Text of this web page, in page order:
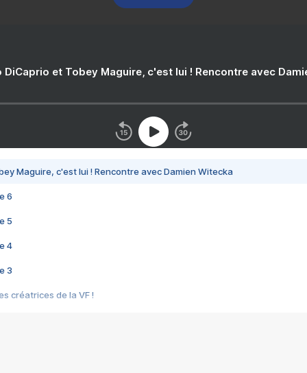
DiCaprio et Tobey Maguire, c'est lui ! Rencontre avec
Maguire, c'est lui ! Rencontre avec Damien Witecka
6
5
4
3
créatrices de la VF !